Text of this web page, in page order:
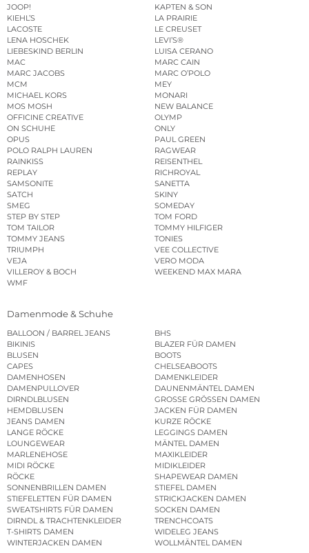
JOOP!
KAPTEN & SON
KIEHL’S
LA PRAIRIE
LACOSTE
LE CREUSET
LENA HOSCHEK
LEVI’S®
LIEBESKIND BERLIN
LUISA CERANO
MAC
MARC CAIN
MARC JACOBS
MARC O’POLO
MCM
MEY
MICHAEL KORS
MONARI
MOS MOSH
NEW BALANCE
OFFICINE CREATIVE
OLYMP
ON SCHUHE
ONLY
OPUS
PAUL GREEN
POLO RALPH LAUREN
RAGWEAR
RAINKISS
REISENTHEL
REPLAY
RICHROYAL
SAMSONITE
SANETTA
SATCH
SKINY
SMEG
SOMEDAY
STEP BY STEP
TOM FORD
TOM TAILOR
TOMMY HILFIGER
TOMMY JEANS
TONIES
TRIUMPH
VEE COLLECTIVE
VEJA
VERO MODA
VILLEROY & BOCH
WEEKEND MAX MARA
WMF
Damenmode & Schuhe
BALLOON / BARREL JEANS
BHS
BIKINIS
BLAZER FÜR DAMEN
BLUSEN
BOOTS
CAPES
CHELSEABOOTS
DAMENHOSEN
DAMENKLEIDER
DAMENPULLOVER
DAUNENMÄNTEL DAMEN
DIRNDLBLUSEN
GROSSE GRÖSSEN DAMEN
HEMDBLUSEN
JACKEN FÜR DAMEN
JEANS DAMEN
KURZE RÖCKE
LANGE RÖCKE
LEGGINGS DAMEN
LOUNGEWEAR
MÄNTEL DAMEN
MARLENEHOSE
MAXIKLEIDER
MIDI RÖCKE
MIDIKLEIDER
RÖCKE
SHAPEWEAR DAMEN
SONNENBRILLEN DAMEN
STIEFEL DAMEN
STIEFELETTEN FÜR DAMEN
STRICKJACKEN DAMEN
SWEATSHIRTS FÜR DAMEN
SOCKEN DAMEN
DIRNDL & TRACHTENKLEIDER
TRENCHCOATS
T-SHIRTS DAMEN
WIDELEG JEANS
WINTERJACKEN DAMEN
WOLLMÄNTEL DAMEN